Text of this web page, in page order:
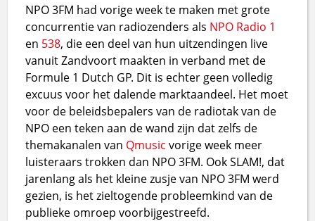
NPO 3FM had vorige week te maken met grote
concurrentie van radiozenders als NPO Radio 1
en 538, die een deel van hun uitzendingen live
vanuit Zandvoort maakten in verband met de
Formule 1 Dutch GP. Dit is echter geen volledig
excuus voor het dalende marktaandeel. Het moet
voor de beleidsbepalers van de radiotak van de
NPO een teken aan de wand zijn dat zelfs de
themakanalen van Qmusic vorige week meer
luisteraars trokken dan NPO 3FM. Ook SLAM!, dat
jarenlang als het kleine zusje van NPO 3FM werd
gezien, is het zieltogende probleemkind van de
publieke omroep voorbijgestreefd.